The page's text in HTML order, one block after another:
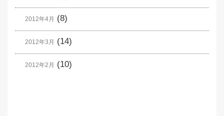
2012年4月 (8)
2012年3月 (14)
2012年2月 (10)